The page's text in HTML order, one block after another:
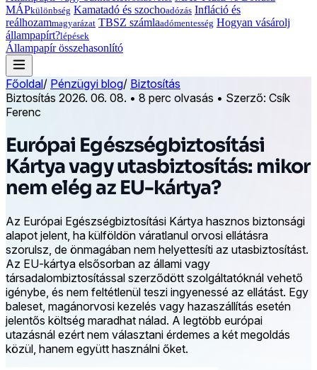
MÁPkülönbség Kamatadó és szochoadózás Infláció és
reálhozammagyarázat TBSZ számlaadómentesség Hogyan vásárolj
állampapírt?lépések
Állampapír összehasonlító
Főoldal/ Pénzügyi blog/ Biztosítás
Biztosítás 2026. 06. 08. • 8 perc olvasás • Szerző: Csík
Ferenc
Európai Egészségbiztosítási
Kártya vagy utasbiztosítás: mikor
nem elég az EU-kártya?
Az Európai Egészségbiztosítási Kártya hasznos biztonsági
alapot jelent, ha külföldön váratlanul orvosi ellátásra
szorulsz, de önmagában nem helyettesíti az utasbiztosítást.
Az EU-kártya elsősorban az állami vagy
társadalombiztosítással szerződött szolgáltatóknál vehető
igénybe, és nem feltétlenül teszi ingyenessé az ellátást. Egy
baleset, magánorvosi kezelés vagy hazaszállítás esetén
jelentős költség maradhat nálad. A legtöbb európai
utazásnál ezért nem választani érdemes a két megoldás
közül, hanem együtt használni őket.